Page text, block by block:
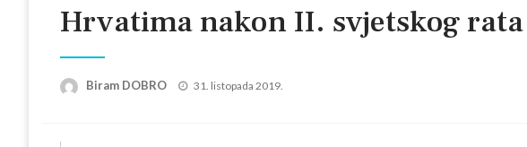
Hrvatima nakon II. svjetskog rata
Biram DOBRO
Posted
31. listopada 2019.